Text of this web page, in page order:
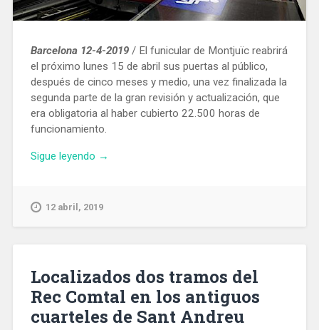
Barcelona 12-4-2019/ El funicular de Montjuïc reabrirá
el próximo lunes 15 de abril sus puertas al público,
después de cinco meses y medio, una vez finalizada la
segunda parte de la gran revisión y actualización, que
era obligatoria al haber cubierto 22.500 horas de
funcionamiento.
Sigue leyendo «El
a
próximo
lunes
15
→
12 abril, 2019
Localizados dos tramos del
Rec Comtal en los antiguos
cuarteles de Sant Andreu